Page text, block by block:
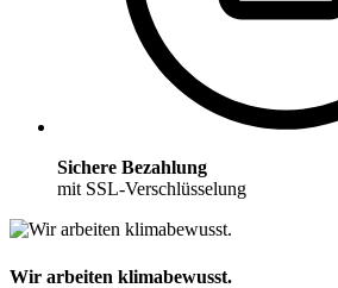
Sichere Bezahlung
mit SSL-Verschlüsselung
Wir arbeiten klimabewusst.